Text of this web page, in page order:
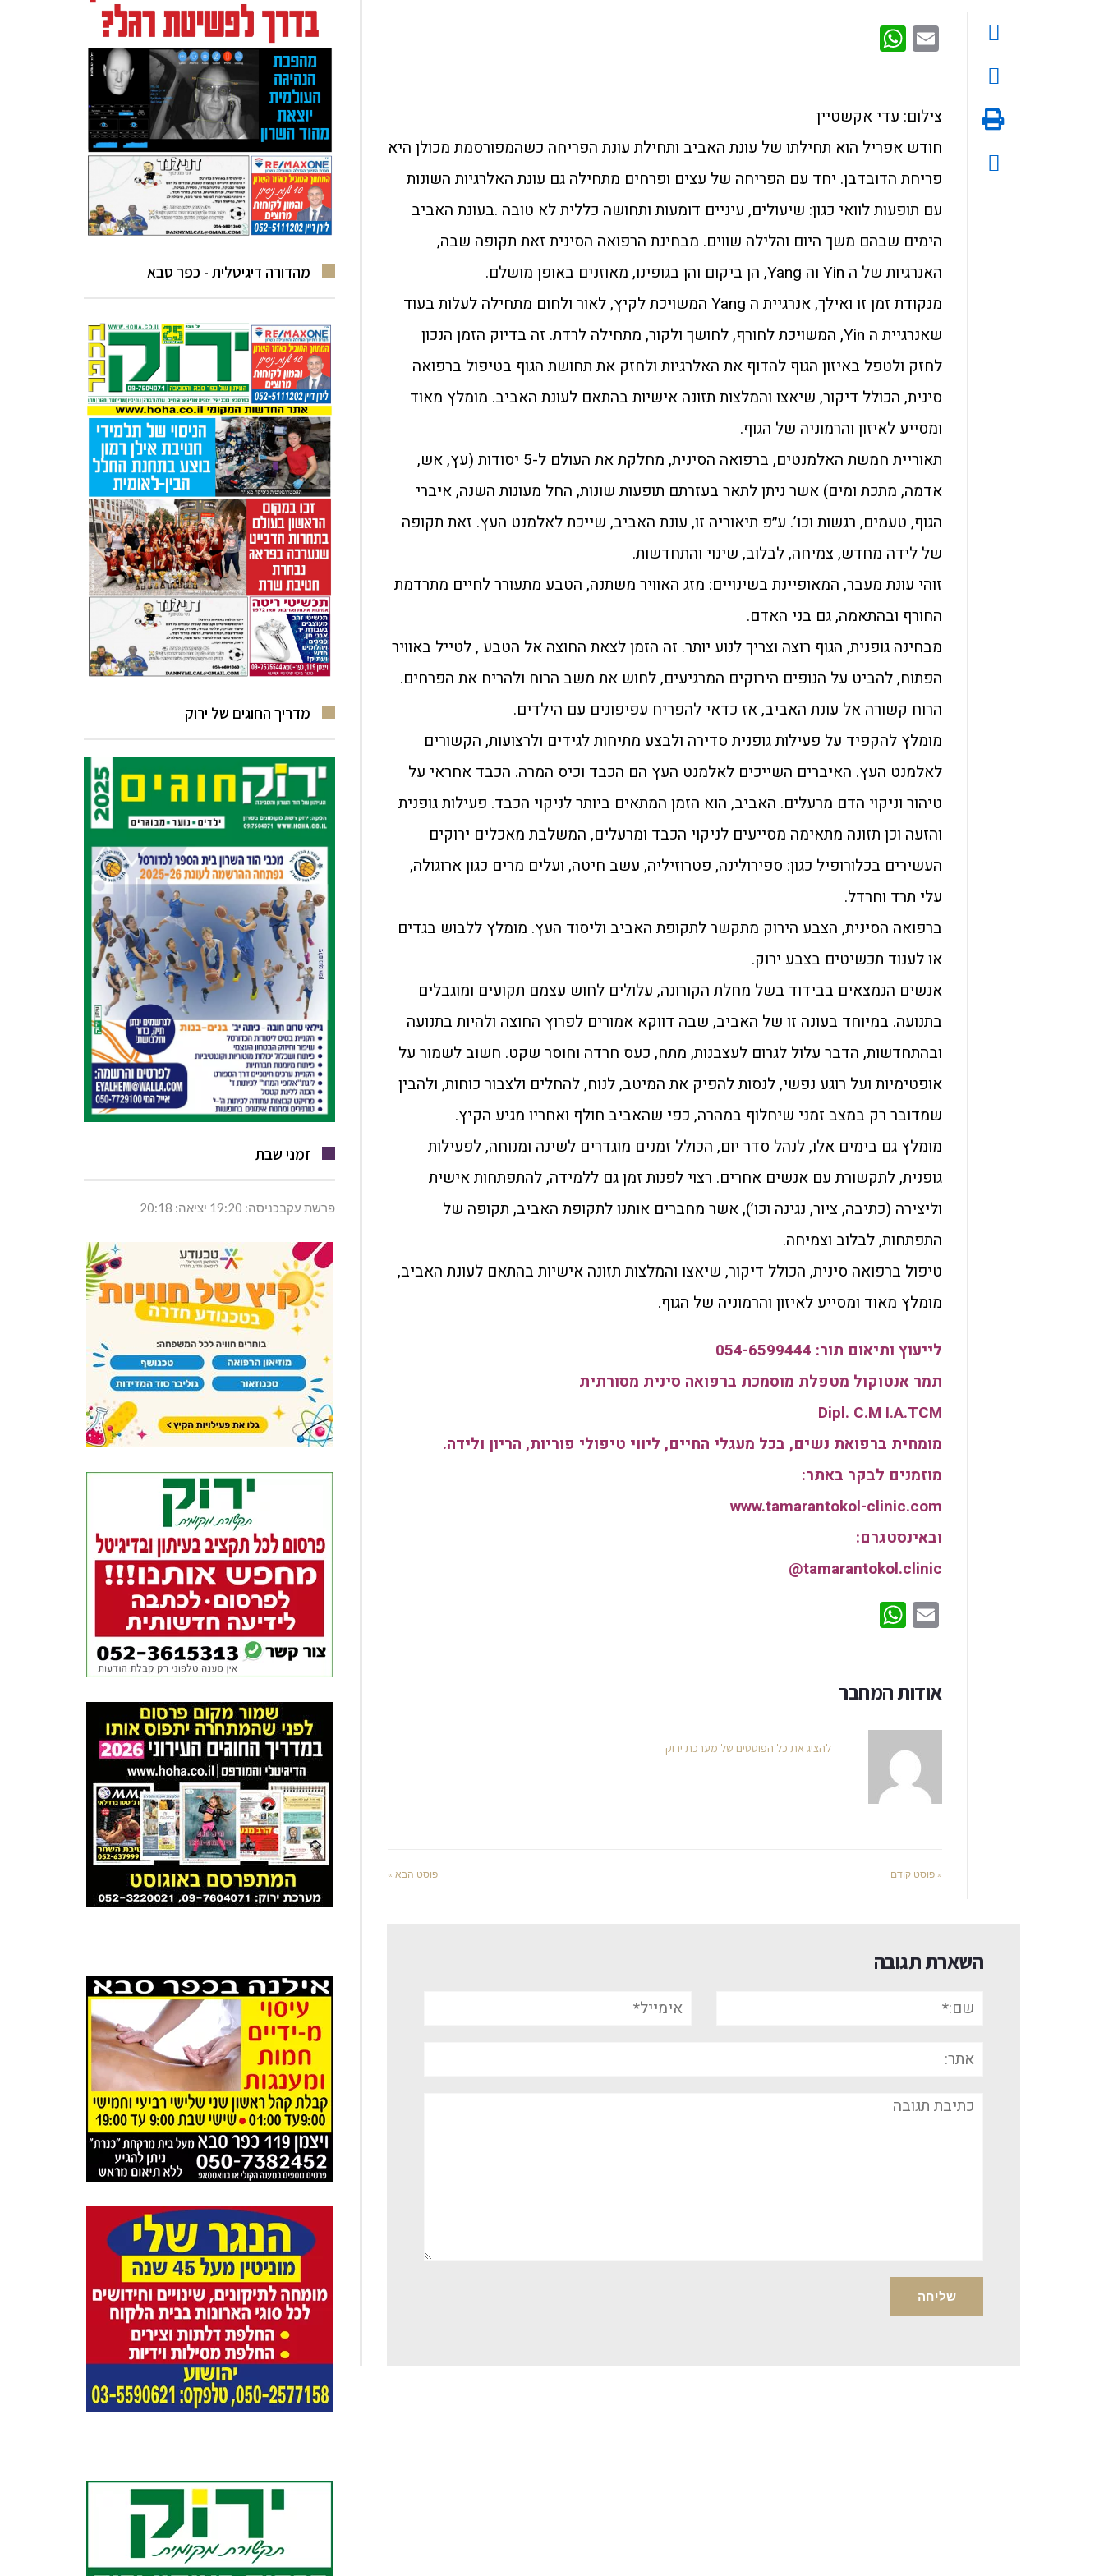
Email
צילום: עדי אקשטיין
חודש אפריל הוא תחילתו של עונת האביב ותחילת עונת הפריחה כשהמפורסמת מכולן היא
פריחת הדובדבן. יחד עם הפריחה של עצים ופרחים מתחילה גם עונת האלרגיות השונות
עם תופעות לוואי כגון: שיעולים, עיניים דומעות ותחושה כללית לא טובה .בעונת האביב
הימים שבהם משך היום והלילה שווים. מבחינת הרפואה הסינית זאת תקופה שבה,
האנרגיות של ה Yin וה Yang, הן ביקום והן בגופינו, מאוזנים באופן מושלם.
מנקודת זמן זו ואילך, אנרגיית ה Yang המשויכת לקיץ, לאור ולחום מתחילה לעלות בעוד
שאנרגיית ה Yin, המשויכת לחורף, לחושך ולקור, מתחילה לרדת. זה בדיוק הזמן הנכון
לחזק ולטפל באיזון הגוף להדוף את האלרגיות ולחזק את תחושת הגוף בטיפול ברפואה
סינית, הכולל דיקור, שיאצו והמלצות תזונה אישיות בהתאם לעונת האביב. מומלץ מאוד
ומסייע לאיזון והרמוניה של הגוף.
תאוריית חמשת האלמנטים, ברפואה הסינית, מחלקת את העולם ל-5 יסודות (עץ, אש,
אדמה, מתכת ומים) אשר ניתן לתאר בעזרתם תופעות שונות, החל מעונות השנה, איברי
הגוף, טעמים, רגשות וכו’. ע״פ תיאוריה זו, עונת האביב, שייכת לאלמנט העץ. זאת תקופה
של לידה מחדש, צמיחה, לבלוב, שינוי והתחדשות.
זוהי עונת מעבר, המאופיינת בשינויים: מזג האוויר משתנה, הטבע מתעורר לחיים מתרדמת
החורף ובהתאמה, גם בני האדם.
מבחינה גופנית, הגוף רוצה וצריך לנוע יותר. זה הזמן לצאת החוצה אל הטבע , לטייל באוויר
הפתוח, להביט על הנופים הירוקים המרגיעים, לחוש את משב הרוח ולהריח את הפרחים.
הרוח קשורה אל עונת האביב, אז כדאי להפריח עפיפונים עם הילדים.
מומלץ להקפיד על פעילות גופנית סדירה ולבצע מתיחות לגידים ולרצועות, הקשורים
לאלמנט העץ. האיברים השייכים לאלמנט העץ הם הכבד וכיס המרה. הכבד אחראי על
טיהור וניקוי הדם מרעלים. האביב, הוא הזמן המתאים ביותר לניקוי הכבד. פעילות גופנית
והזעה וכן תזונה מתאימה מסייעים לניקוי הכבד ומרעלים, המשלבת מאכלים ירוקים
העשירים בכלורופיל כגון: ספירולינה, פטרוזיליה, עשב חיטה, ועלים מרים כגון ארוגולה,
עלי תרד וחרדל.
ברפואה הסינית, הצבע הירוק מתקשר לתקופת האביב וליסוד העץ. מומלץ ללבוש בגדים
או לענוד תכשיטים בצבע ירוק.
אנשים הנמצאים בבידוד בשל מחלת הקורונה, עלולים לחוש עצמם תקועים ומוגבלים
בתנועה. במיוחד בעונה זו של האביב, שבה דווקא אמורים לפרוץ החוצה ולהיות בתנועה
ובהתחדשות, הדבר עלול לגרום לעצבנות, מתח, כעס חרדה וחוסר שקט. חשוב לשמור על
אופטימיות ועל רוגע נפשי, לנסות להפיק את המיטב, לנוח, להחלים ולצבור כוחות, ולהבין
שמדובר רק במצב זמני שיחלוף במהרה, כפי שהאביב חולף ואחריו מגיע הקיץ.
מומלץ גם בימים אלו, לנהל סדר יום, הכולל זמנים מוגדרים לשינה ומנוחה, לפעילות
גופנית, לתקשורת עם אנשים אחרים. רצוי לפנות זמן גם ללמידה, להתפתחות אישית
וליצירה (כתיבה, ציור, נגינה וכו’), אשר מחברים אותנו לתקופת האביב, תקופה של
התפתחות, לבלוב וצמיחה.
טיפול ברפואה סינית, הכולל דיקור, שיאצו והמלצות תזונה אישיות בהתאם לעונת האביב,
מומלץ מאוד ומסייע לאיזון והרמוניה של הגוף.
לייעוץ ותיאום תור: 054-6599444
תמר אנטוקול מטפלת מוסמכת ברפואה סינית מסורתית
Dipl. C.M I.A.TCM
מומחית ברפואת נשים, בכל מעגלי החיים, ליווי טיפולי פוריות, הריון ולידה.
מוזמנים לבקר באתר:
www.tamarantokol-clinic.com
ובאינסטגרם:
tamarantokol.clinic@
Email
אודות המחבר
להציג את כל הפוסטים של מערכת ירוק
« פוסט קודם פוסט הבא »
השארת תגובה
אימייל*
תגובה
מהדורה דיגיטלית - כפר סבא
מדריך החוגים של ירוק
זמני שבת
פרשת עקבכניסה: 19:20 יציאה: 20:18